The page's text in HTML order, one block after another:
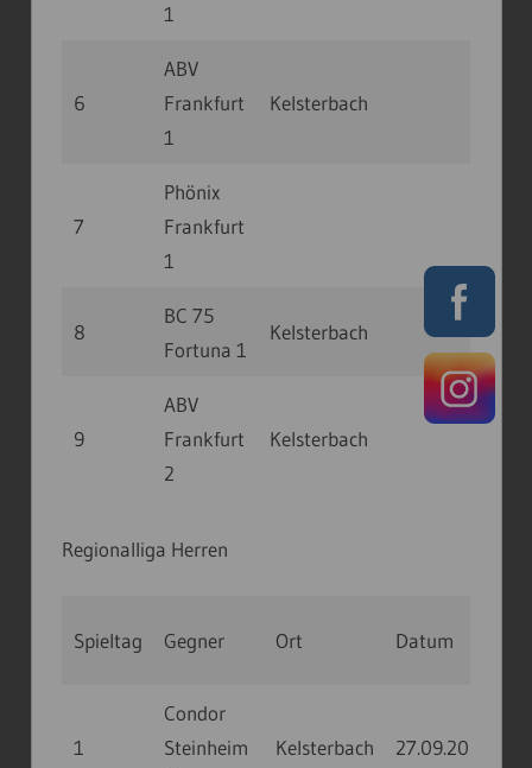
1
6
ABV
Frankfurt
1
Kelsterbach
7
Phönix
Frankfurt
1
8
BC 75
Fortuna 1
Kelsterbach
9
ABV
Frankfurt
2
Kelsterbach
Regionalliga Herren
Spieltag Gegner Ort Datum
1
Condor
Steinheim
Kelsterbach 27.09.20